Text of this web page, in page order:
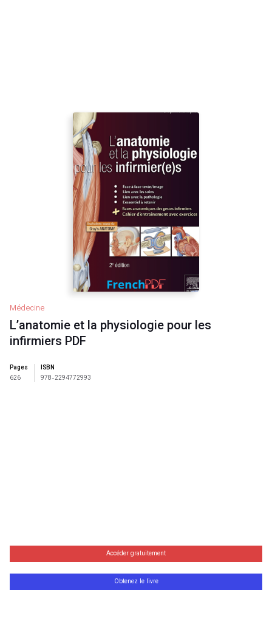
Médecine
L’anatomie et la physiologie pour les
infirmiers PDF
Pages
626
ISBN
978-2294772993
Accéder gratuitement
Obtenez le livre